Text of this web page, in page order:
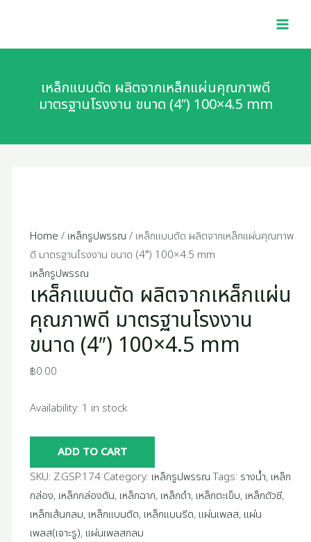
content
เหล็กแบนตัด ผลิตจากเหล็กแผ่นคุณภาพดี
มาตรฐานโรงงาน ขนาด (4″) 100×4.5 mm
Home / เหล็กรูปพรรณ / เหล็กแบนตัด ผลิตจากเหล็กแผ่นคุณภาพ
ดี มาตรฐานโรงงาน ขนาด (4″) 100×4.5 mm
เหล็กรูปพรรณ
เหล็กแบนตัด ผลิตจากเหล็กแผ่น
คุณภาพดี มาตรฐานโรงงาน
ขนาด (4″) 100×4.5 mm
฿0.00
Availability: 1 in stock
ตัด
จาก
เหล็ก
(4")
100x4.5
mm
quantity
ADD TO CART
SKU: Z.GSP.174 Category: เหล็กรูปพรรณ Tags: รางน้ำ, เหล็ก
กล่อง, เหล็กกล่องตัน, เหล็กฉาก, เหล็กดำ, เหล็กตะเข็บ, เหล็กตัวซี,
เหล็กเส้นกลม, เหล็กแบนตัด, เหล็กแบนรีด, แผ่นเพลส, แผ่น
เพลส(เจาะรู), แผ่นเพลสกลม